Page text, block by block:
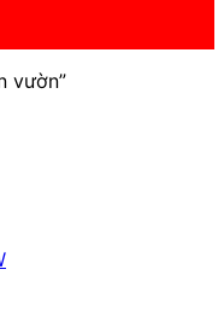
vườn”